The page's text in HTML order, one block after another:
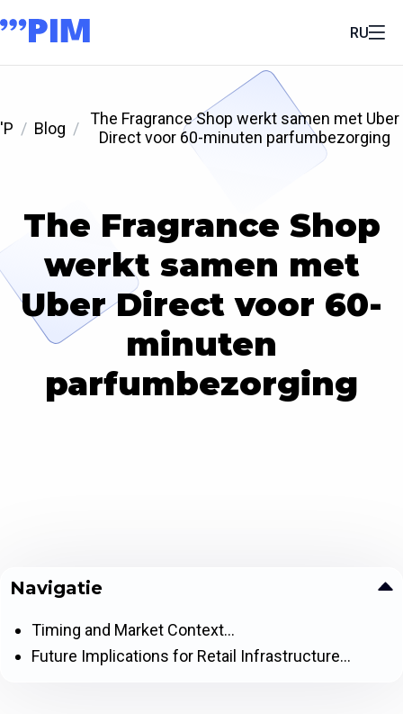
RU
'P Blog
The Fragrance Shop werkt samen met Uber
Direct voor 60-minuten parfumbezorging
The Fragrance Shop
werkt samen met
Uber Direct voor 60-
minuten
parfumbezorging
Navigatie
Timing and Market Context…
Future Implications for Retail Infrastructure…